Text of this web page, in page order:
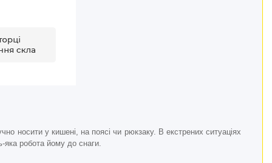
носити у кишені, на поясі чи рюкзаку. В екстрених ситуаціях
яка робота йому до снаги.